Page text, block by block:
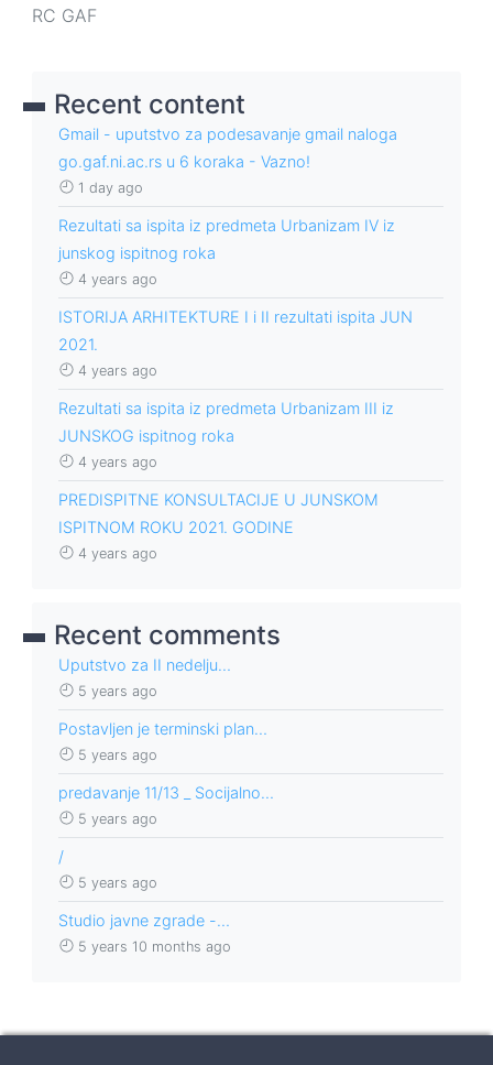
RC GAF
Recent content
Gmail - uputstvo za podesavanje gmail naloga
go.gaf.ni.ac.rs u 6 koraka - Vazno!
1 day ago
Rezultati sa ispita iz predmeta Urbanizam IV iz
junskog ispitnog roka
4 years ago
ISTORIJA ARHITEKTURE I i II rezultati ispita JUN
2021.
4 years ago
Rezultati sa ispita iz predmeta Urbanizam III iz
JUNSKOG ispitnog roka
4 years ago
PREDISPITNE KONSULTACIJE U JUNSKOM
ISPITNOM ROKU 2021. GODINE
4 years ago
Recent comments
Uputstvo za II nedelju…
5 years ago
Postavljen je terminski plan…
5 years ago
predavanje 11/13 _ Socijalno…
5 years ago
/
5 years ago
Studio javne zgrade -…
5 years 10 months ago